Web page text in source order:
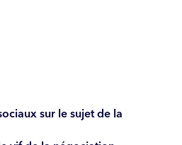
sur le sujet de la